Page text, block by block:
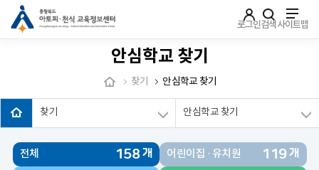
로그인검색사이트맵
안심학교 찾기
찾기 안심학교 찾기
찾기 안심학교 찾기
전체 158개 어린이집 · 유치원 119 개